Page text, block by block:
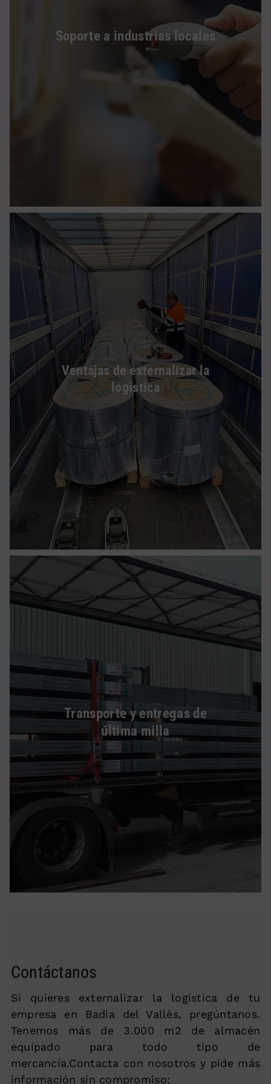
Soporte a industrias locales
Ventajas de externalizar la
logística
Transporte y entregas de
última milla
Contáctanos
Si quieres externalizar la logística de tu
empresa en Badia del Vallès, pregúntanos.
Tenemos más de 3.000 m2 de almacén
equipado para todo tipo de
mercancía.Contacta con nosotros y pide más
información sin compromiso: